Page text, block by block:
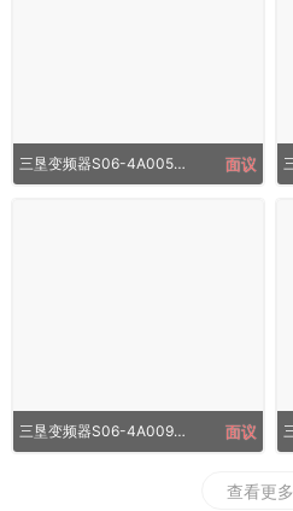
三垦变频器S06-4A005-B1.5KW 面议
三垦变频器S06-4A009-B4.0KW 面议
查看更多